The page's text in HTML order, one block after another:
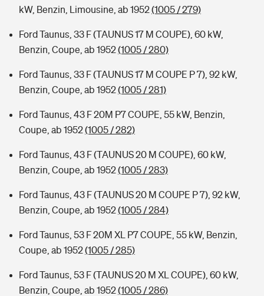
kW, Benzin, Limousine, ab 1952(1005 / 279)
Ford Taunus, 33 F (TAUNUS 17 M COUPE), 60 kW,
Benzin, Coupe, ab 1952(1005 / 280)
Ford Taunus, 33 F (TAUNUS 17 M COUPE P 7), 92 kW,
Benzin, Coupe, ab 1952(1005 / 281)
Ford Taunus, 43 F 20M P7 COUPE, 55 kW, Benzin,
Coupe, ab 1952(1005 / 282)
Ford Taunus, 43 F (TAUNUS 20 M COUPE), 60 kW,
Benzin, Coupe, ab 1952(1005 / 283)
Ford Taunus, 43 F (TAUNUS 20 M COUPE P 7), 92 kW,
Benzin, Coupe, ab 1952(1005 / 284)
Ford Taunus, 53 F 20M XL P7 COUPE, 55 kW, Benzin,
Coupe, ab 1952(1005 / 285)
Ford Taunus, 53 F (TAUNUS 20 M XL COUPE), 60 kW,
Benzin, Coupe, ab 1952(1005 / 286)